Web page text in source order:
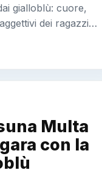
gialloblù: cuore,
dei ragazzi…
Multa
con la